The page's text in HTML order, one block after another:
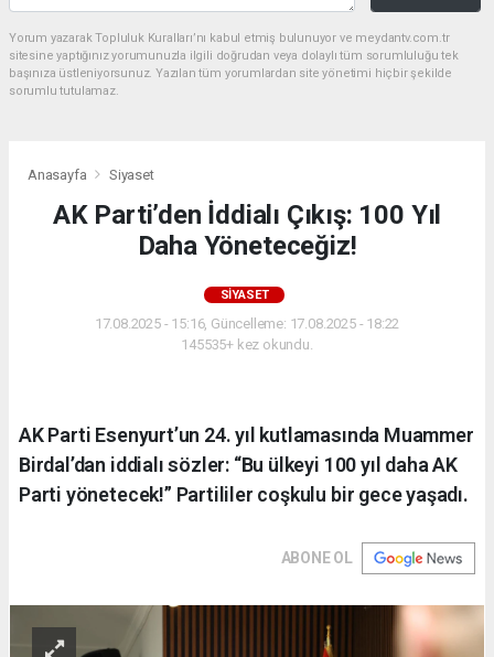
Yorum yazarak Topluluk Kuralları’nı kabul etmiş bulunuyor ve meydantv.com.tr
sitesine yaptığınız yorumunuzla ilgili doğrudan veya dolaylı tüm sorumluluğu tek
başınıza üstleniyorsunuz. Yazılan tüm yorumlardan site yönetimi hiçbir şekilde
sorumlu tutulamaz.
Anasayfa Siyaset
AK Parti’den İddialı Çıkış: 100 Yıl
Daha Yöneteceğiz!
SIYASET
17.08.2025 - 15:16, Güncelleme: 17.08.2025 - 18:22
145535+ kez okundu.
AK Parti Esenyurt’un 24. yıl kutlamasında Muammer
Birdal’dan iddialı sözler: “Bu ülkeyi 100 yıl daha AK
Parti yönetecek!” Partililer coşkulu bir gece yaşadı.
ABONE OL